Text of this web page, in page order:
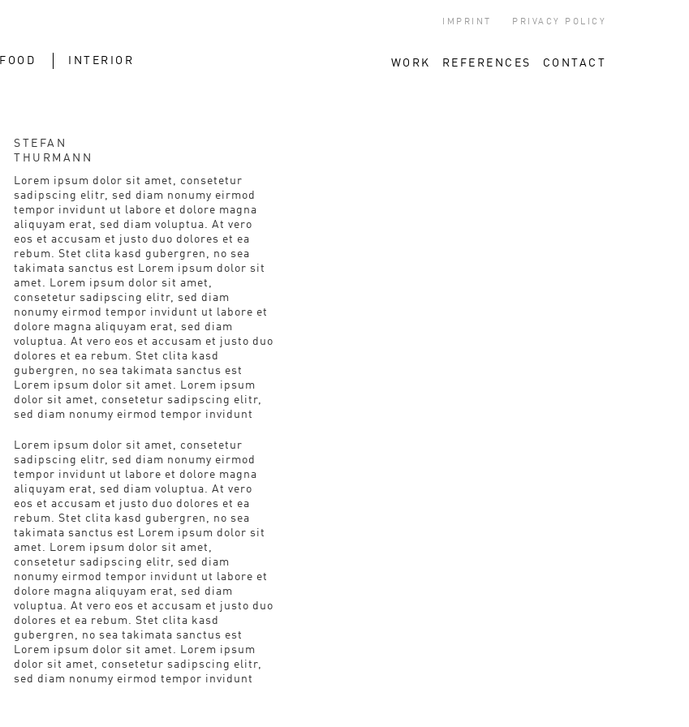
IMPRINT PRIVACY POLICY
FOOD INTERIOR WORK REFERENCES CONTACT
STEFAN
THURMANN
Lorem ipsum dolor sit amet, consetetur
sadipscing elitr, sed diam nonumy eirmod
tempor invidunt ut labore et dolore magna
aliquyam erat, sed diam voluptua. At vero
eos et accusam et justo duo dolores et ea
rebum. Stet clita kasd gubergren, no sea
takimata sanctus est Lorem ipsum dolor sit
amet. Lorem ipsum dolor sit amet,
consetetur sadipscing elitr, sed diam
nonumy eirmod tempor invidunt ut labore et
dolore magna aliquyam erat, sed diam
voluptua. At vero eos et accusam et justo duo
dolores et ea rebum. Stet clita kasd
gubergren, no sea takimata sanctus est
Lorem ipsum dolor sit amet. Lorem ipsum
dolor sit amet, consetetur sadipscing elitr,
sed diam nonumy eirmod tempor invidunt
Lorem ipsum dolor sit amet, consetetur
sadipscing elitr, sed diam nonumy eirmod
tempor invidunt ut labore et dolore magna
aliquyam erat, sed diam voluptua. At vero
eos et accusam et justo duo dolores et ea
rebum. Stet clita kasd gubergren, no sea
takimata sanctus est Lorem ipsum dolor sit
amet. Lorem ipsum dolor sit amet,
consetetur sadipscing elitr, sed diam
nonumy eirmod tempor invidunt ut labore et
dolore magna aliquyam erat, sed diam
voluptua. At vero eos et accusam et justo duo
dolores et ea rebum. Stet clita kasd
gubergren, no sea takimata sanctus est
Lorem ipsum dolor sit amet. Lorem ipsum
dolor sit amet, consetetur sadipscing elitr,
sed diam nonumy eirmod tempor invidunt